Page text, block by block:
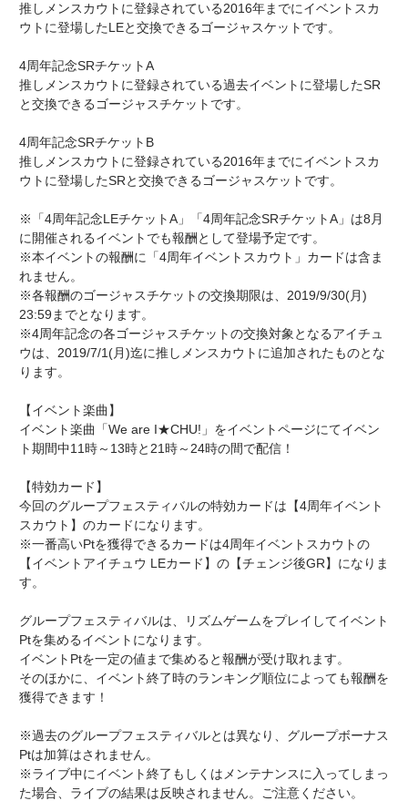
推しメンスカウトに登録されている2016年までにイベントスカ
ウトに登場したLEと交換できるゴージャスケットです。
4周年記念SRチケットA
推しメンスカウトに登録されている過去イベントに登場したSR
と交換できるゴージャスチケットです。
4周年記念SRチケットB
推しメンスカウトに登録されている2016年までにイベントスカ
ウトに登場したSRと交換できるゴージャスケットです。
※「4周年記念LEチケットA」「4周年記念SRチケットA」は8月
に開催されるイベントでも報酬として登場予定です。
※本イベントの報酬に「4周年イベントスカウト」カードは含ま
れません。
※各報酬のゴージャスチケットの交換期限は、2019/9/30(月)
23:59までとなります。
※4周年記念の各ゴージャスチケットの交換対象となるアイチュ
ウは、2019/7/1(月)迄に推しメンスカウトに追加されたものとな
ります。
【イベント楽曲】
イベント楽曲「We are I★CHU!」をイベントページにてイベン
ト期間中11時～13時と21時～24時の間で配信！
【特効カード】
今回のグループフェスティバルの特効カードは【4周年イベント
スカウト】のカードになります。
※一番高いPtを獲得できるカードは4周年イベントスカウトの
【イベントアイチュウ LEカード】の【チェンジ後GR】になりま
す。
グループフェスティバルは、リズムゲームをプレイしてイベント
Ptを集めるイベントになります。
イベントPtを一定の値まで集めると報酬が受け取れます。
そのほかに、イベント終了時のランキング順位によっても報酬を
獲得できます！
※過去のグループフェスティバルとは異なり、グループボーナス
Ptは加算はされません。
※ライブ中にイベント終了もしくはメンテナンスに入ってしまっ
た場合、ライブの結果は反映されません。ご注意ください。